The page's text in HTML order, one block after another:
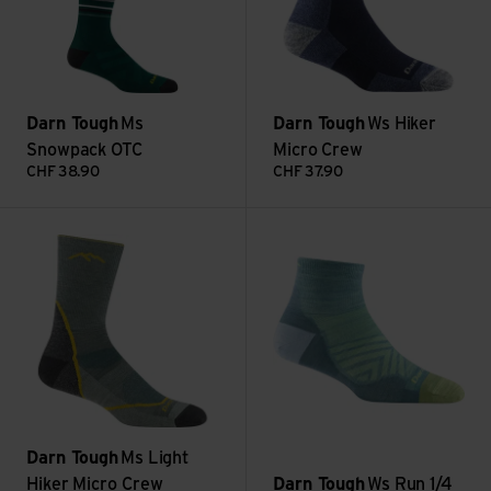
Darn Tough Ms
Snowpack OTC
CHF 38.90
Darn Tough Ws Hiker
Micro Crew
CHF 37.90
Darn Tough Ms Light
Hiker Micro Crew
Darn Tough Ws Run 1/4